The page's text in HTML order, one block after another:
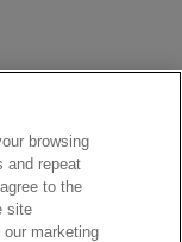
browsing
and repeat
to the
site
marketing